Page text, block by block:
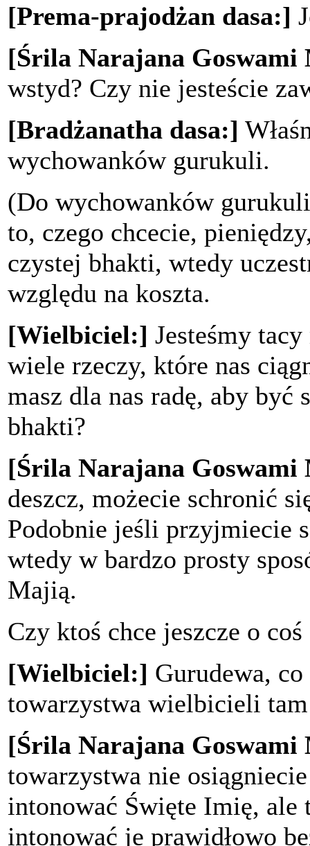
[Prema-prajodżan dasa:]
[Śrila Narajana Goswami
wstyd? Czy nie jesteście
[Bradżanatha dasa:]
wychowanków gurukuli.
(Do wychowanków
to, czego chcecie,
czystej bhakti, wtedy
względu na koszta.
[Wielbiciel:] Jesteśmy
wiele rzeczy, które nas
masz dla nas radę, aby
bhakti?
[Śrila Narajana Goswami
deszcz, możecie schronić
Podobnie jeśli przyjmiecie
wtedy w bardzo prosty
Majią.
Czy ktoś chce jeszcze o coś
[Wielbiciel:] Gurudewa,
towarzystwa wielbicieli
[Śrila Narajana Goswami
towarzystwa nie
intonować Święte Imię, ale
intonować je prawidłowo